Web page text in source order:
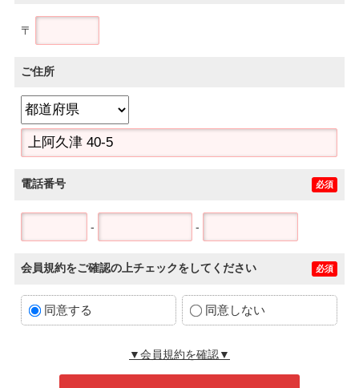
〒
ご住所
電話番号 必須
- -
会員規約をご確認の上チェックをしてください 必須
同意する 同意しない
▼会員規約を確認▼